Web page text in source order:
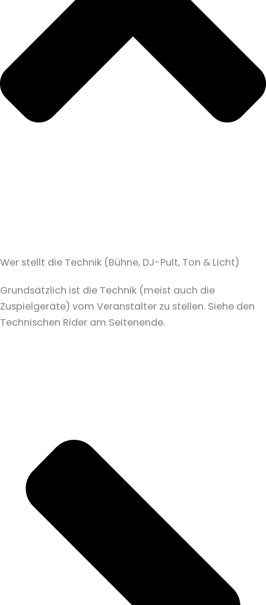
Wer stellt die Technik (Bühne, DJ-Pult, Ton & Licht)
Grundsätzlich ist die Technik (meist auch die
Zuspielgeräte) vom Veranstalter zu stellen. Siehe den
Technischen Rider am Seitenende.